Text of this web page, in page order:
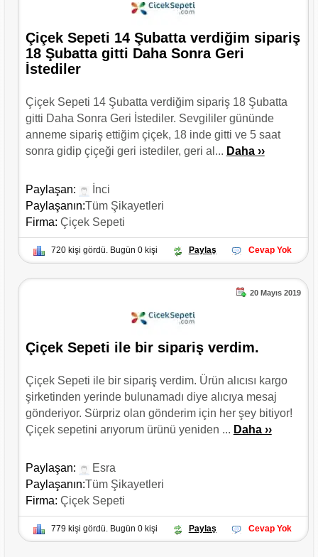
Çiçek Sepeti 14 Şubatta verdiğim sipariş
18 Şubatta gitti Daha Sonra Geri
İstediler
Çiçek Sepeti 14 Şubatta verdiğim sipariş 18 Şubatta
gitti Daha Sonra Geri İstediler. Sevgililer gününde
anneme sipariş ettiğim çiçek, 18 inde gitti ve 5 saat
sonra gidip çiçeği geri istediler, geri al... Daha ››
Paylaşan:
İnci
Paylaşanın:Tüm Şikayetleri
Firma: Çiçek Sepeti
720 kişi gördü. Bugün 0 kişi Paylaş Cevap Yok
20 Mayıs 2019
Çiçek Sepeti ile bir sipariş verdim.
Çiçek Sepeti ile bir sipariş verdim. Ürün alıcısı kargo
şirketinden yerinde bulunamadı diye alıcıya mesaj
gönderiyor. Sürpriz olan gönderim için her şey bitiyor!
Çiçek sepetini arıyorum ürünü yeniden ... Daha ››
Paylaşan:
Esra
Paylaşanın:Tüm Şikayetleri
Firma: Çiçek Sepeti
779 kişi gördü. Bugün 0 kişi Paylaş Cevap Yok